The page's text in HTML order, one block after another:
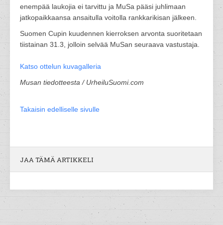
enempää laukojia ei tarvittu ja MuSa pääsi juhlimaan
jatkopaikkaansa ansaitulla voitolla rankkarikisan jälkeen.
Suomen Cupin kuudennen kierroksen arvonta suoritetaan
tiistainan 31.3, jolloin selvää MuSan seuraava vastustaja.
Katso ottelun kuvagalleria
Musan tiedotteesta / UrheiluSuomi.com
Takaisin edelliselle sivulle
JAA TÄMÄ ARTIKKELI